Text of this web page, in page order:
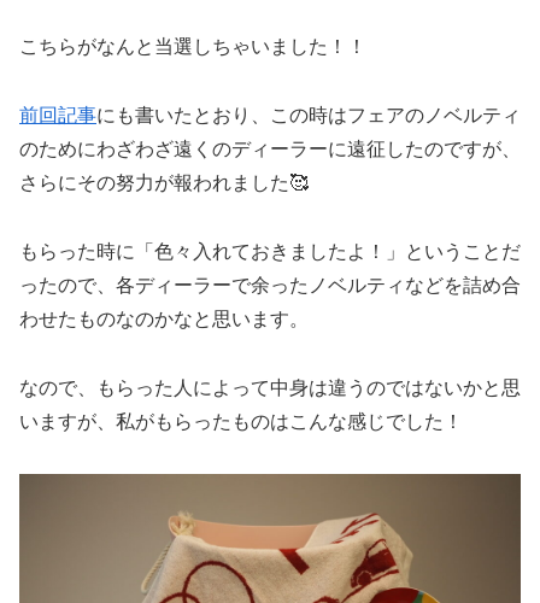
こちらがなんと当選しちゃいました！！
前回記事にも書いたとおり、この時はフェアのノベルティ
のためにわざわざ遠くのディーラーに遠征したのですが、
さらにその努力が報われました🥰
もらった時に「色々入れておきましたよ！」ということだ
ったので、各ディーラーで余ったノベルティなどを詰め合
わせたものなのかなと思います。
なので、もらった人によって中身は違うのではないかと思
いますが、私がもらったものはこんな感じでした！